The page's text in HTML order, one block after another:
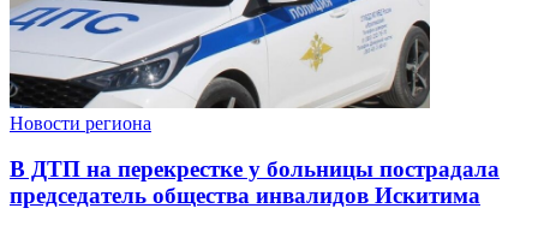
Новости региона
В ДТП на перекрестке у больницы пострадала
председатель общества инвалидов Искитима